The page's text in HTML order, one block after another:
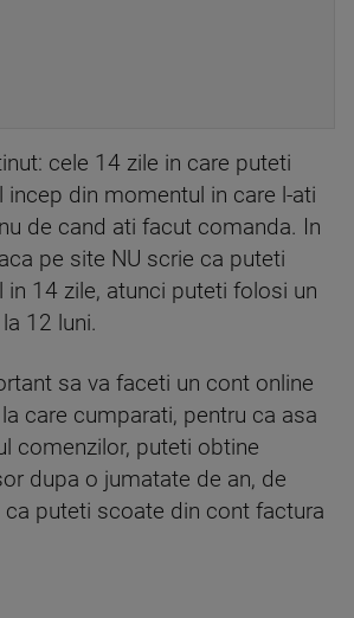
cele 14 zile in care puteti
incep din momentul in care l-ati
de cand ati facut comanda. In
pe site NU scrie ca puteti
in 14 zile, atunci puteti folosi un
12 luni.
sa va faceti un cont online
care cumparati, pentru ca asa
comenzilor, puteti obtine
dupa o jumatate de an, de
ca puteti scoate din cont factura